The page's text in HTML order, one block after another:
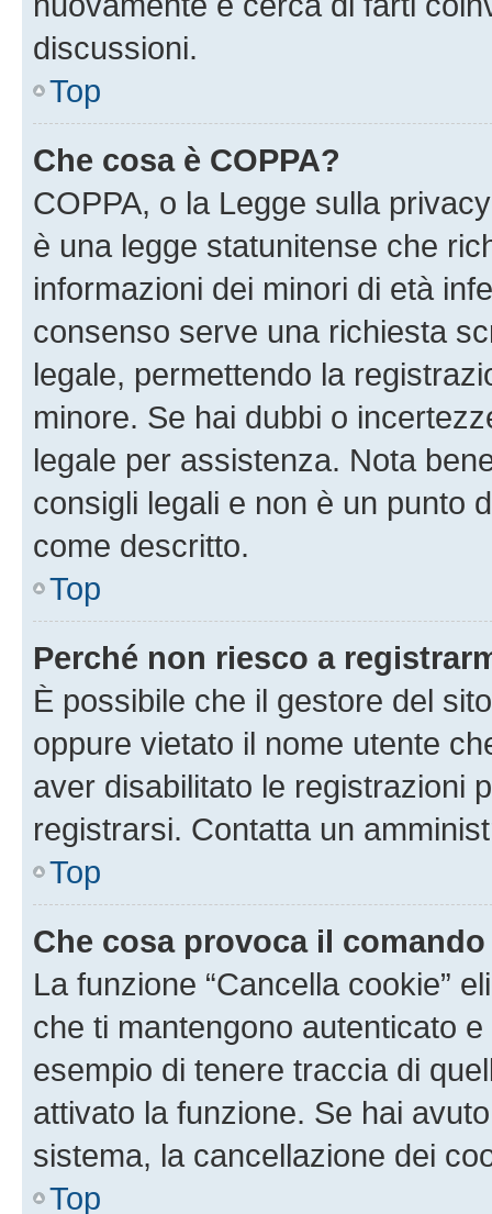
discussioni.
Top
Che cosa è COPPA?
COPPA, o la Legge sulla
è una legge statunitense che
informazioni dei minori di età
consenso serve una richiesta
legale, permettendo la
minore. Se hai dubbi o
legale per assistenza. Nota
consigli legali e non è un punto
come descritto.
Top
Perché non riesco a
È possibile che il gestore del
oppure vietato il nome utente
aver disabilitato le registrazioni
registrarsi. Contatta un
Top
Che cosa provoca il
La funzione “Cancella cookie”
che ti mantengono autenticato
esempio di tenere traccia di
attivato la funzione. Se hai
sistema, la cancellazione dei
Top